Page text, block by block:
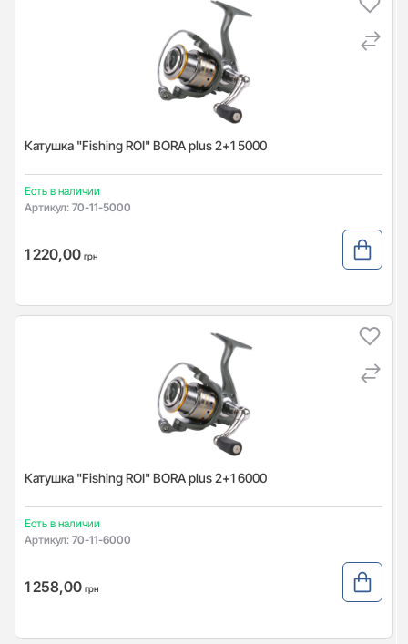
Катушка "Fishing ROI" BORA plus 2+1 5000
Есть в наличии
Артикул: 70-11-5000
1 220,00 грн
Катушка "Fishing ROI" BORA plus 2+1 6000
Есть в наличии
Артикул: 70-11-6000
1 258,00 грн